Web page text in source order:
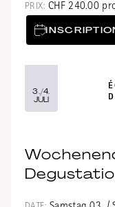
PRIX: CHF 240.00
3./4.
JULI